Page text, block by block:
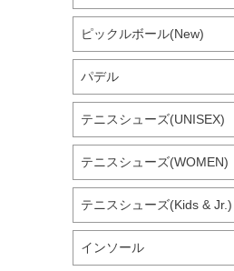
ピックルボール(New)
パデル
テニスシューズ(UNISEX)
テニスシューズ(WOMEN)
テニスシューズ(Kids & Jr.)
インソール